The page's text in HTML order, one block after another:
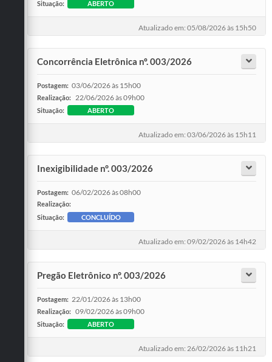
Situação: ABERTO
Atualizado em: 05/08/2026 às 15h50
Concorrência Eletrônica nº. 003/2026
Postagem: 03/06/2026 às 15h00
Realização: 22/06/2026 às 09h00
Situação: ABERTO
Atualizado em: 03/06/2026 às 15h11
Inexigibilidade n°. 003/2026
Postagem: 06/02/2026 às 08h00
Realização:
Situação:
CONCLUÍDO
Atualizado em: 09/02/2026 às 14h42
Pregão Eletrônico n°. 003/2026
Postagem: 22/01/2026 às 13h00
Realização: 09/02/2026 às 09h00
Situação: ABERTO
Atualizado em: 26/02/2026 às 11h21